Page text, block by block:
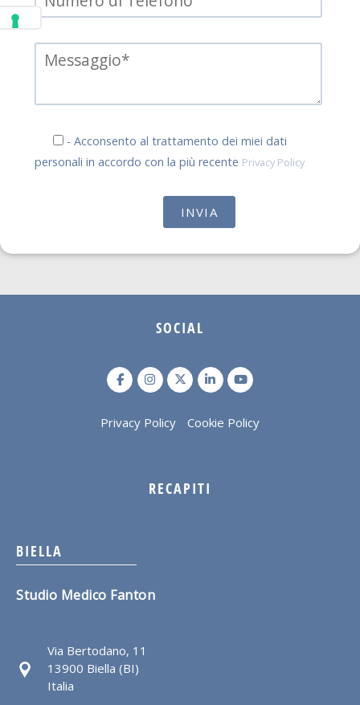
- Acconsento al trattamento dei miei dati
personali in accordo con la più recente Privacy Policy
SOCIAL
Privacy Policy Cookie Policy
RECAPITI
BIELLA
Studio Medico Fanton
Via Bertodano, 11
13900 Biella (BI)
Italia